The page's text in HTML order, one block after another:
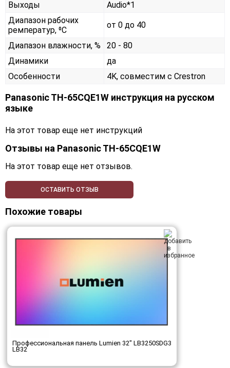
Выходы
Audio*1
Диапазон рабочих
ремператур, ⁰С
от 0 до 40
Диапазон влажности, %
20 - 80
Динамики
да
Особенности
4K, совместим с Crestron
Panasonic TH-65CQE1W инструкция на русском
языке
На этот товар еще нет инструкций
Отзывы на Panasonic TH-65CQE1W
На этот товар еще нет отзывов.
ОСТАВИТЬ ОТЗЫВ
Похожие товары
Профессиональная панель Lumien 32" LB3250SDG3
LB32